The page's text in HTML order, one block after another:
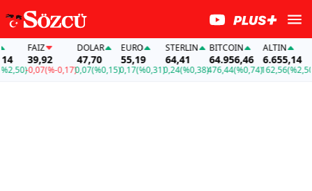
FAİZ
39,92
-0,07(%-0,17)
DOLAR
47,70
0,07(%0,15)
EURO
55,19
0,17(%0,31)
STERLIN
64,41
0,24(%0,38)
BITCOIN
64.956,46
476,44(%0,74)
ALTIN
6.655,14
162,56(%2,50)-